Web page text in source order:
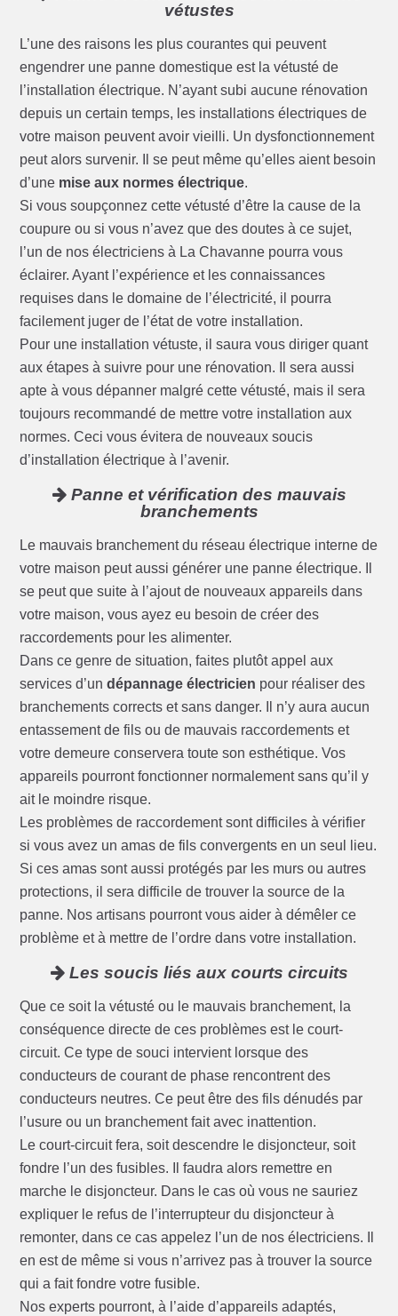
vétustes
L’une des raisons les plus courantes qui peuvent
engendrer une panne domestique est la vétusté de
l’installation électrique. N’ayant subi aucune rénovation
depuis un certain temps, les installations électriques de
votre maison peuvent avoir vieilli. Un dysfonctionnement
peut alors survenir. Il se peut même qu’elles aient besoin
d’une mise aux normes électrique.
Si vous soupçonnez cette vétusté d’être la cause de la
coupure ou si vous n’avez que des doutes à ce sujet,
l’un de nos électriciens à La Chavanne pourra vous
éclairer. Ayant l’expérience et les connaissances
requises dans le domaine de l’électricité, il pourra
facilement juger de l’état de votre installation.
Pour une installation vétuste, il saura vous diriger quant
aux étapes à suivre pour une rénovation. Il sera aussi
apte à vous dépanner malgré cette vétusté, mais il sera
toujours recommandé de mettre votre installation aux
normes. Ceci vous évitera de nouveaux soucis
d’installation électrique à l’avenir.
Panne et vérification des mauvais
branchements
Le mauvais branchement du réseau électrique interne de
votre maison peut aussi générer une panne électrique. Il
se peut que suite à l’ajout de nouveaux appareils dans
votre maison, vous ayez eu besoin de créer des
raccordements pour les alimenter.
Dans ce genre de situation, faites plutôt appel aux
services d’undépannage électricien pour réaliser des
branchements corrects et sans danger. Il n’y aura aucun
entassement de fils ou de mauvais raccordements et
votre demeure conservera toute son esthétique. Vos
appareils pourront fonctionner normalement sans qu’il y
ait le moindre risque.
Les problèmes de raccordement sont difficiles à vérifier
si vous avez un amas de fils convergents en un seul lieu.
Si ces amas sont aussi protégés par les murs ou autres
protections, il sera difficile de trouver la source de la
panne. Nos artisans pourront vous aider à démêler ce
problème et à mettre de l’ordre dans votre installation.
Les soucis liés aux courts circuits
Que ce soit la vétusté ou le mauvais branchement, la
conséquence directe de ces problèmes est le court-
circuit. Ce type de souci intervient lorsque des
conducteurs de courant de phase rencontrent des
conducteurs neutres. Ce peut être des fils dénudés par
l’usure ou un branchement fait avec inattention.
Le court-circuit fera, soit descendre le disjoncteur, soit
fondre l’un des fusibles. Il faudra alors remettre en
marche le disjoncteur. Dans le cas où vous ne sauriez
expliquer le refus de l’interrupteur du disjoncteur à
remonter, dans ce cas appelez l’un de nos électriciens. Il
en est de même si vous n’arrivez pas à trouver la source
qui a fait fondre votre fusible.
Nos experts pourront, à l’aide d’appareils adaptés,